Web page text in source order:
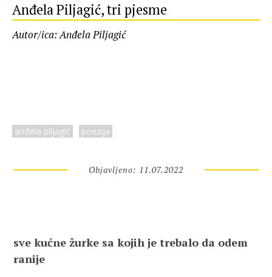
Anđela Piljagić, tri pjesme
Autor/ica: Anđela Piljagić
anđela piljagić poezija
Objavljeno: 11.07.2022
sve kućne žurke sa kojih je trebalo da odem
ranije